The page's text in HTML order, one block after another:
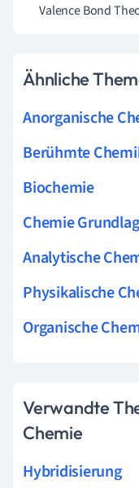
Valence Bond
Ähnliche
Anorganische
Berühmte
Biochemie
Chemie
Analytische
Physikalische
Organische
Verwandte
Chemie
Hybridisierung